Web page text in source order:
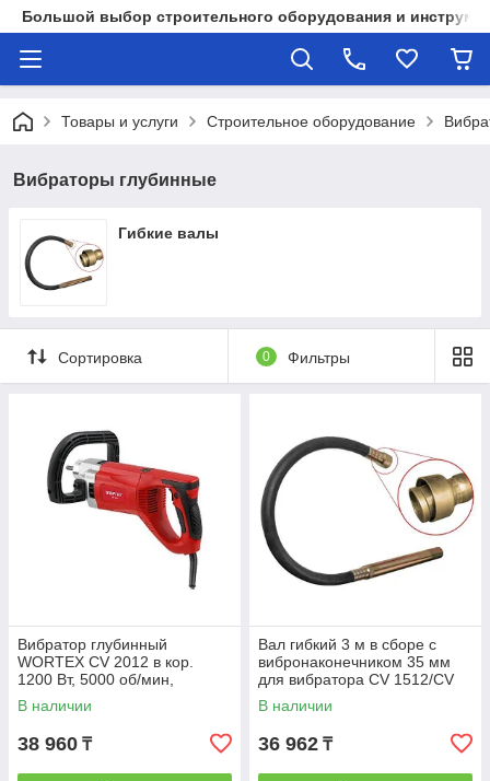
Большой выбор строительного оборудования и
Товары и услуги Строительное оборудование
Вибраторы глубинные
Гибкие валы
Сортировка 0 Фильтры
Вибратор глубинный
WORTEX CV 2012 в кор.
1200 Вт, 5000 об/мин,
М42х1.5 (БЕЗ ВАЛА, БЕЗ
НАКОНЕЧНИКА) (WORTEX)
В наличии
38 960 ₸
Вал гибкий 3 м в сборе с
вибронаконечником 35 мм
для вибратора CV 1512/CV
2012 (диаметр
вибронаконечника 35
В наличии
36 962 ₸